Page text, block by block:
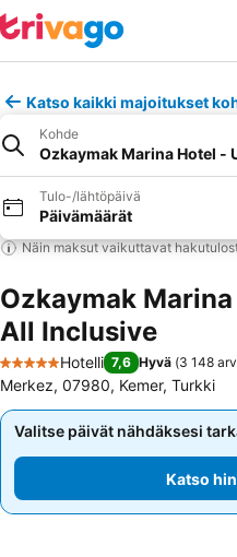
Katso kaikki majoitukset
Kohde
Ozkaymak Marina Hotel -
Tulo-/lähtöpäivä
Päivämäärät
Näin maksut vaikuttavat
Ozkaymak
All Inclusive
5 Tähtiluokitus
Hotelli 7,6 Hyvä (3 148
Merkez, 07980, Kemer, Turkki
Valitse päivät nähdäksesi
Katso
Valitse päivät nähdäksesi
Katso